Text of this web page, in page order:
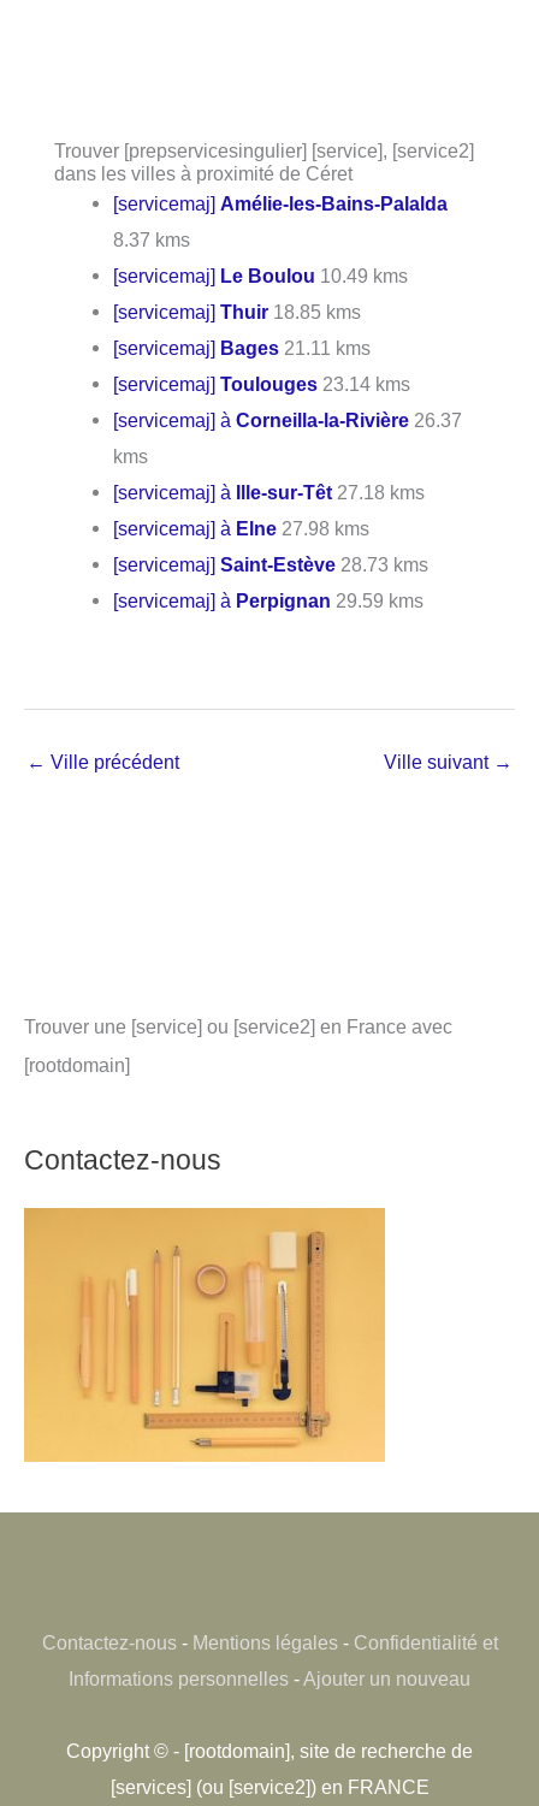
Trouver [prepservicesingulier] [service], [service2]
dans les villes à proximité de Céret
[servicemaj]Amélie-les-Bains-Palalda
8.37 kms
[servicemaj] Le Boulou 10.49 kms
[servicemaj]Thuir 18.85 kms
[servicemaj] Bages 21.11 kms
[servicemaj]Toulouges 23.14 kms
[servicemaj] àCorneilla-la-Rivière 26.37
kms
[servicemaj] à
Ille-sur-Têt 27.18 kms
[servicemaj] à Elne 27.98 kms
[servicemaj]Saint-Estève 28.73 kms
[servicemaj] à Perpignan 29.59 kms
← Ville précédent Ville suivant →
Trouver une [service] ou [service2] en France avec
[rootdomain]
Contactez-nous
Contactez-nous- Mentions légales- Confidentialité et
Informations personnelles -Ajouter un nouveau
Copyright © - [rootdomain], site de recherche de
[services] (ou [service2]) en FRANCE